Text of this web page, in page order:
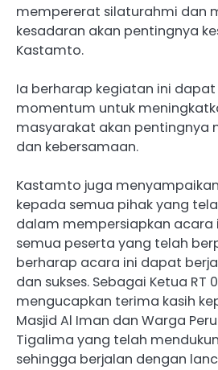
mempererat silaturahmi dan
kesadaran akan pentingnya
Kastamto.
Ia berharap kegiatan ini
momentum untuk
masyarakat akan pentingnya
dan kebersamaan.
Kastamto juga
kepada semua pihak yang
dalam mempersiapkan acara
semua peserta yang telah
berharap acara ini dapat
dan sukses. Sebagai Ketua RT
mengucapkan terima kasih
Masjid Al Iman dan Warga
Tigalima yang telah
sehingga berjalan dengan